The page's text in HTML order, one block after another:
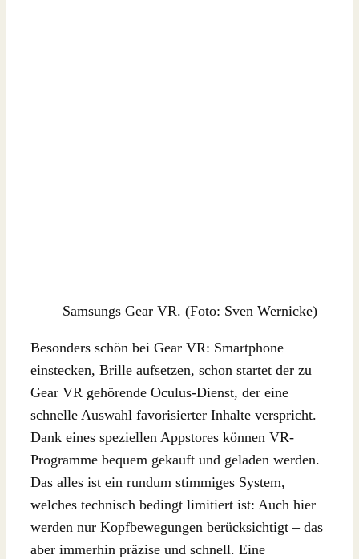
Samsungs Gear VR. (Foto: Sven Wernicke)
Besonders schön bei Gear VR: Smartphone
einstecken, Brille aufsetzen, schon startet der zu
Gear VR gehörende Oculus-Dienst, der eine
schnelle Auswahl favorisierter Inhalte verspricht.
Dank eines speziellen Appstores können VR-
Programme bequem gekauft und geladen werden.
Das alles ist ein rundum stimmiges System,
welches technisch bedingt limitiert ist: Auch hier
werden nur Kopfbewegungen berücksichtigt – das
aber immerhin präzise und schnell. Eine